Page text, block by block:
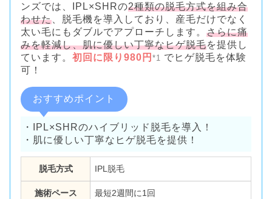
ンズでは、IPL×SHRの2種類の脱毛方式を組み合
わせた 、脱毛機を導入しており、産毛だけでなく
太い毛にもダブルでアプローチします。 さらに痛
みを軽減し、肌に優しい丁寧なヒゲ脱毛を提供し
ています。 初回に限り980円 *1 でヒゲ脱毛を体験
可！
おすすめポイント
・IPL×SHRのハイブリッド脱毛を導入！
・肌に優しい丁寧なヒゲ脱毛を提供！
脱毛方式 IPL脱毛
施術ペース 最短2週間に1回